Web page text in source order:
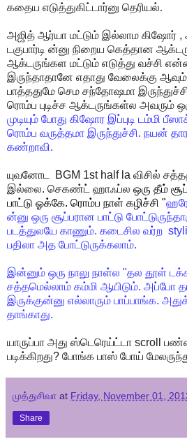
கதைய எடுத்துகிட்டார்னு தெரியல்.
அஜித் ஆர்யா மட்டும் இல்லாம கிஷோர் ,
டகுபார்டி ன்னு நிறைய கெத்தான
ஆக்டருங்கள மட்டும் எடுத்து வச்சி
இருந்தாதானே எதாது வேலைக்கு ஆவும்
பாத்ததுமே செம சந்தோஷமா இருந்துச்சி
ரொம்ப புடிச்ச ஆக்டருங்கள்ல அவரும்
முடியும் போது கிஷோர இப்புடி டம்மி
ரொம்ப வருத்தமா இருந்துச்சி. நயன்
கண்றாவி.
யுவனோட BGM 1st half la விசில்
இல்லை. செகண்ட் ஹாஃப்ல ஒரு தீம்
பாட்டு ஓக்கே. ரொம்ப நாள் கழிச்சி "
ன்னு ஒரு சூப்பரான பாட்டு
படத்துலயே காணும். கடைசில வர்ற
பதிலா அத போட்டுருக்கலாம்.
இன்னும் ஒரு நாலு நாள்ல "தல தூள்
சத்தமெல்லாம் கம்மி ஆயிடும். அப்போ
இருக்குன்னு எல்லாரும் பாப்பாங்க.
தாங்காது.
யாருப்பா அது ஸ்டெரெய்ட்டா scroll
படிக்கிறது? போங்க பாஸ் போய்
முத்துசிவா at Friday, November 01,
Share